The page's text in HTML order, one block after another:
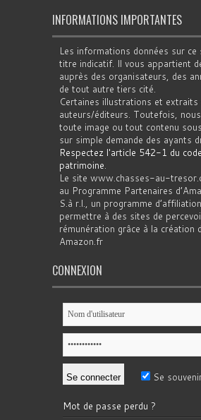
INFORMATIONS IMPORTANTES
Les informations données sur
titre indicatif. Il vous appartient
auprès des organisateurs, des
de tout autre tiers cité.
Certaines illustrations et
auteurs/éditeurs. Toutefois,
toute image ou tout contenu
sur simple demande des ayants
Respectez l'article 542-1 du
patrimoine.
Le site www.chasses-au-
au Programme Partenaires
S.à r.l., un programme
permettre à des sites de
rémunération grâce à la création
Amazon.fr
CONNEXION
Se
Mot de passe perdu ?